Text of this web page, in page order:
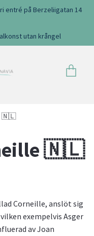
entré på Berzeliigatan 14
utan krångel
🇳🇱
🇳🇱
Corneille, anslöt sig
exempelvis Asger
av Joan